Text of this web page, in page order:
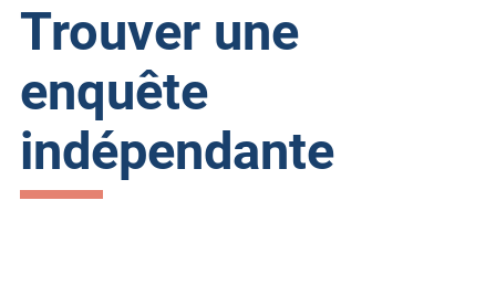
Trouver une
enquête
indépendante